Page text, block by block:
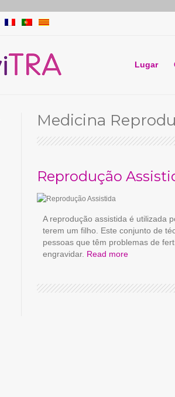
Lugar
Medicina
Reprodução
A reprodução assistida é utilizada
terem um filho. Este conjunto de
pessoas que têm problemas de
engravidar. Read more